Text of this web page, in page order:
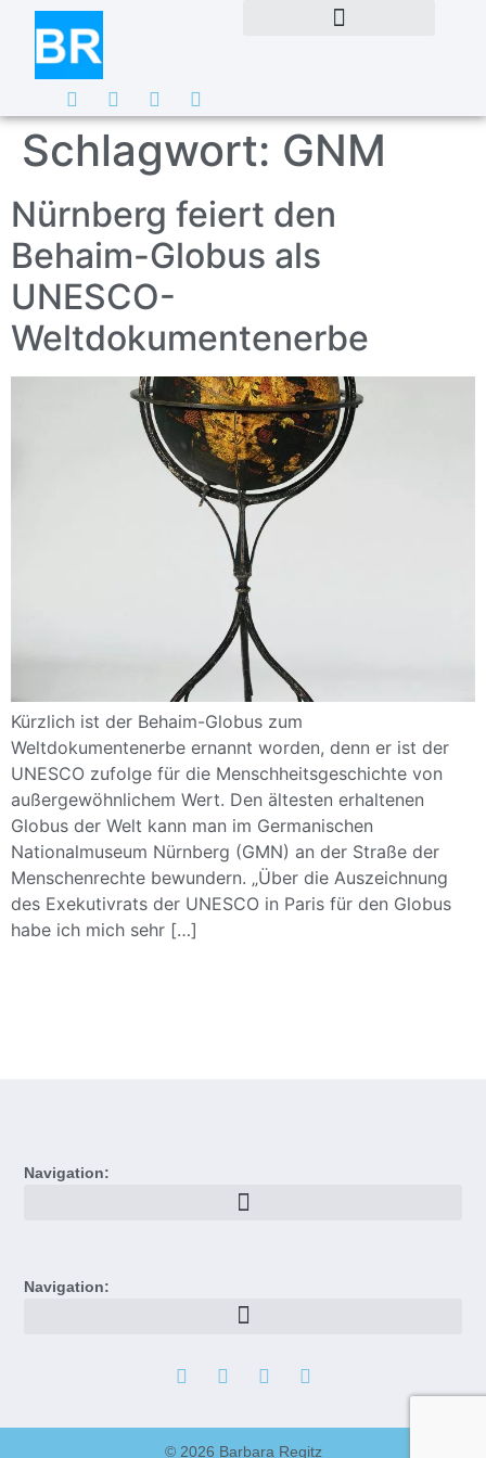
Schlagwort: GNM
Nürnberg feiert den
Behaim-Globus als
UNESCO-
Weltdokumentenerbe
Kürzlich ist der Behaim-Globus zum
Weltdokumentenerbe ernannt worden, denn er ist der
UNESCO zufolge für die Menschheitsgeschichte von
außergewöhnlichem Wert. Den ältesten erhaltenen
Globus der Welt kann man im Germanischen
Nationalmuseum Nürnberg (GMN) an der Straße der
Menschenrechte bewundern. „Über die Auszeichnung
des Exekutivrats der UNESCO in Paris für den Globus
habe ich mich sehr […]
Navigation:
Navigation:
© 2026 Barbara Regitz